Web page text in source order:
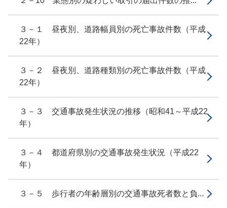
３－１ 昼夜別、道路幅員別の死亡事故件数（平成
22年）
３－２ 昼夜別、道路種類別の死亡事故件数（平成
22年）
３－３ 交通事故発生状況の推移（昭和41～平成22
年）
３－４ 都道府県別の交通事故発生状況（平成22
年）
３－５ 歩行者の年齢層別の交通事故死者数と負...